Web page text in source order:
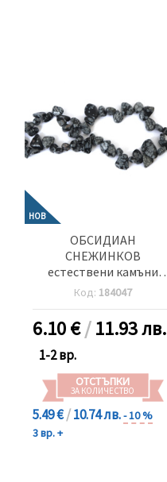
НОВ
ОБСИДИАН
СНЕЖИНКОВ
естествени камъни
6~13x9~17 мм наниз
50~55 броя
Код: 184047
6.10€/11.93 лв.
1-2 вр.
ОТСТЪПКИ
ЗА КОЛИЧЕСТВО
5.49 €/10.74 лв.- 10 %
3 вр. +